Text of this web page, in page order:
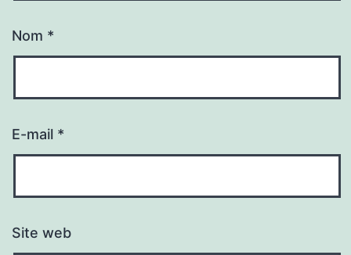
Nom *
E-mail *
Site web